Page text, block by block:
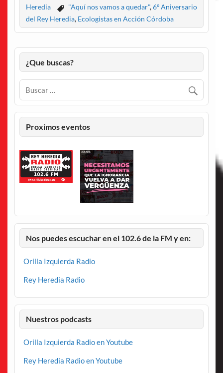
Heredia
"Aquí nos vamos a quedar",6º Aniversario
del Rey Heredia, Ecologistas en Acción Córdoba
¿Que buscas?
Proximos eventos
Nos puedes escuchar en el 102.6 de la FM y en:
Orilla Izquierda Radio
Rey Heredia Radio
Nuestros podcasts
Orilla Izquierda Radio en Youtube
Rey Heredia Radio en Youtube